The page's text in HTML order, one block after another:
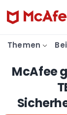
Themen
McAfee